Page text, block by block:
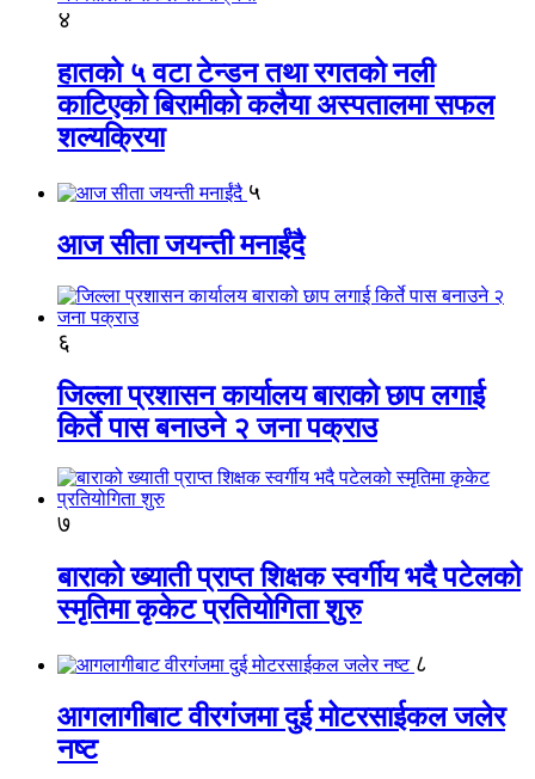
४
हातको ५ वटा टेन्डन तथा रगतको नली
काटिएको बिरामीको कलैया अस्पतालमा सफल
शल्यक्रिया
५
आज सीता जयन्ती मनाईंदै
६
जिल्ला प्रशासन कार्यालय बाराको छाप लगाई
किर्ते पास बनाउने २ जना पक्राउ
७
बाराको ख्याती प्राप्त शिक्षक स्वर्गीय भदै पटेलको
स्मृतिमा कृकेट प्रतियोगिता शुरु
८
आगलागीबाट वीरगंजमा दुई मोटरसाईकल जलेर
नष्ट